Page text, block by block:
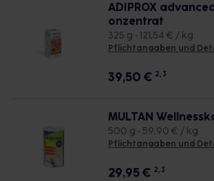
ADIPROX
onzentrat
325 g • 121,54 € / kg
Pflichtangaben und
39,50 € 2, 3
MULTAN
500 g • 59,90 € / kg
Pflichtangaben und
29,95€ 2, 3